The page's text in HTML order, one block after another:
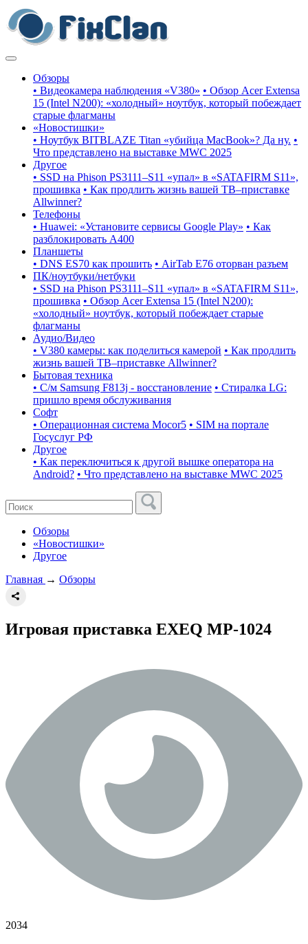
Обзоры
• Видеокамера наблюдения «V380» • Обзор Acer Extensa
15 (Intel N200): «холодный» ноутбук, который побеждает
старые флагманы
«Новостишки»
• Ноутбук BITBLAZE Titan «убийца MacBook»? Да ну. •
Что представлено на выставке MWC 2025
Другое
• SSD на Phison PS3111–S11 «упал» в «SATAFIRM S11»,
прошивка • Как продлить жизнь вашей ТВ–приставке
Allwinner?
Телефоны
• Huawei: «Установите сервисы Google Play» • Как
разблокировать A400
Планшеты
• DNS ES70 как прошить • AirTab E76 оторван разъем
ПК/ноутбуки/нетбуки
• SSD на Phison PS3111–S11 «упал» в «SATAFIRM S11»,
прошивка • Обзор Acer Extensa 15 (Intel N200):
«холодный» ноутбук, который побеждает старые
флагманы
Аудио/Видео
• V380 камеры: как поделиться камерой • Как продлить
жизнь вашей ТВ–приставке Allwinner?
Бытовая техника
• С/м Samsung F813j - восстановление • Стиралка LG:
пришло время обслуживания
Софт
• Операционная система Mocor5 • SIM на портале
Госуслуг РФ
Другое
• Как переключиться к другой вышке оператора на
Android? • Что представлено на выставке MWC 2025
Обзоры
«Новостишки»
Другое
Главная → Обзоры
Игровая приставка EXEQ MP-1024
2034